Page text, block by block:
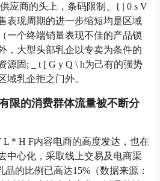
应商的头上，条码限制、 { | 0 s V
表现周期的进一步缩短均是区域
一个终端销量表现不佳的产品锁
，大型头部乳企以专卖为条件的
源固 ; _ t [ G y Q \ h为己有的强势
域乳企拒之门外。
限的消费群体流量被不断分
L * H F内容电商的高度发达，也在
中心化，采取线上交易及电商渠
品的比例已高达15%（数据来源：